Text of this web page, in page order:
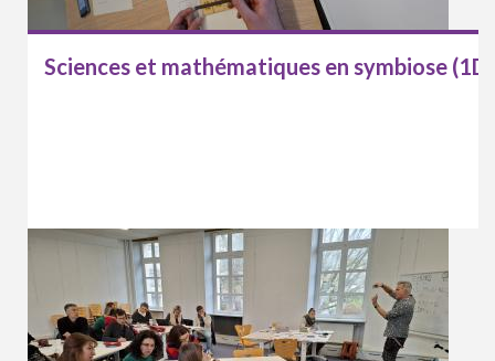
Sciences et mathématiques en symbiose (1D)